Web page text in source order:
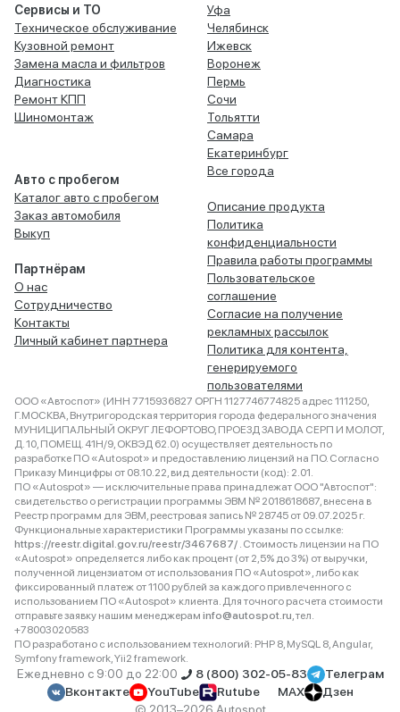
Сервисы и ТО
Техническое обслуживание
Кузовной ремонт
Замена масла и фильтров
Диагностика
Ремонт КПП
Шиномонтаж
Авто с пробегом
Каталог авто с пробегом
Заказ автомобиля
Выкуп
Партнёрам
О нас
Сотрудничество
Контакты
Личный кабинет партнера
Уфа
Челябинск
Ижевск
Воронеж
Пермь
Сочи
Тольятти
Самара
Екатеринбург
Все города
Описание продукта
Политика
конфиденциальности
Правила работы программы
Пользовательское
соглашение
Согласие на получение
рекламных рассылок
Политика для контента,
генерируемого
пользователями
ООО «Автоспот» (ИНН 7715936827 ОРГН 1127746774825 адрес 111250,
Г.МОСКВА, Внутригородская территория города федерального значения
МУНИЦИПАЛЬНЫЙ ОКРУГ ЛЕФОРТОВО, ПРОЕЗД ЗАВОДА СЕРП И МОЛОТ,
Д. 10, ПОМЕЩ. 41Н/9, ОКВЭД 62.0) осуществляет деятельность по
разработке ПО «Autospot» и предоставлению лицензий на ПО. Согласно
Приказу Минцифры от 08.10.22, вид деятельности (код): 2.01.
ПО «Autospot» — исключительные права принадлежат ООО "Автоспот":
свидетельство о регистрации программы ЭВМ № 2018618687, внесена в
Реестр программ для ЭВМ, реестровая запись № 28745 от 09.07.2025 г.
Функциональные характеристики Программы указаны по ссылке:
https://reestr.digital.gov.ru/reestr/3467687/ . Стоимость лицензии на ПО
«Autospot» определяется либо как процент (от 2,5% до 3%) от выручки,
полученной лицензиатом от использования ПО «Autospot», либо как
фиксированный платеж от 1100 рублей за каждого привлеченного с
использованием ПО «Autospot» клиента. Для точного расчета стоимости
отправьте заявку нашим менеджерам info@autospot.ru, тел.
+78003020583
ПО разработано с использованием технологий: PHP 8, MySQL 8, Angular,
Symfony framework, Yii2 framework.
Ежедневно с 9:00 до 22:00 8 (800) 302-05-83
Телеграм
Вконтакте
YouTube Rutube MAX
Дзен